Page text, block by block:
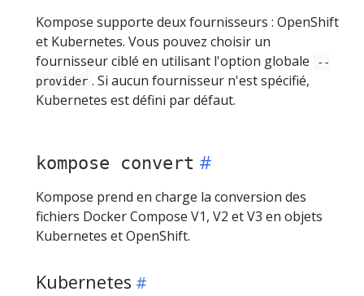
Kompose supporte deux fournisseurs : OpenShift
et Kubernetes. Vous pouvez choisir un
fournisseur ciblé en utilisant l'option globale
--
provider . Si aucun fournisseur n'est spécifié,
Kubernetes est défini par défaut.
kompose convert
Kompose prend en charge la conversion des
fichiers Docker Compose V1, V2 et V3 en objets
Kubernetes et OpenShift.
Kubernetes